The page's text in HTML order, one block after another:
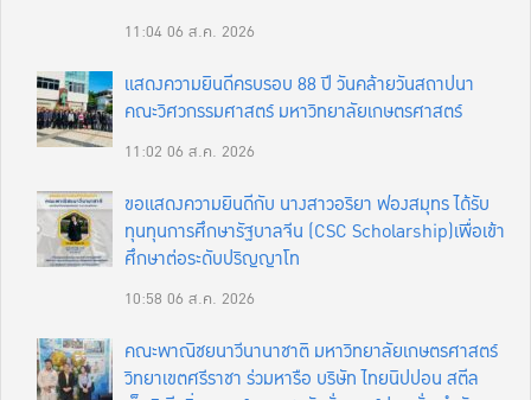
11:0406 ส.ค. 2026
แสดงความยินดีครบรอบ 88 ปี วันคล้ายวันสถาปนา
คณะวิศวกรรมศาสตร์ มหาวิทยาลัยเกษตรศาสตร์
11:02 06 ส.ค. 2026
ขอแสดงความยินดีกับ นางสาวอริยา ฟองสมุทร ได้รับ
ทุนทุนการศึกษารัฐบาลจีน (CSC Scholarship)เพื่อเข้า
ศึกษาต่อระดับปริญญาโท
10:58 06 ส.ค. 2026
คณะพาณิชยนาวีนานาชาติ มหาวิทยาลัยเกษตรศาสตร์
วิทยาเขตศรีราชา ร่วมหารือ บริษัท ไทยนิปปอน สตีล